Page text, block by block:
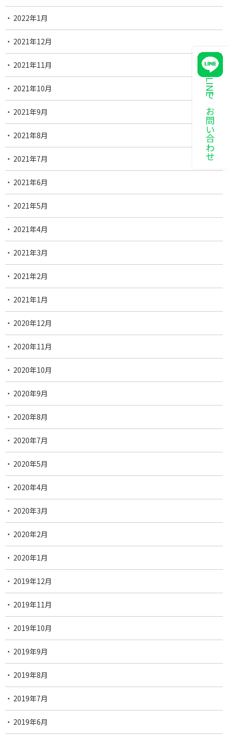
LINEでお問い合わせ
2022年1月
2021年12月
2021年11月
2021年10月
2021年9月
2021年8月
2021年7月
2021年6月
2021年5月
2021年4月
2021年3月
2021年2月
2021年1月
2020年12月
2020年11月
2020年10月
2020年9月
2020年8月
2020年7月
2020年5月
2020年4月
2020年3月
2020年2月
2020年1月
2019年12月
2019年11月
2019年10月
2019年9月
2019年8月
2019年7月
2019年6月